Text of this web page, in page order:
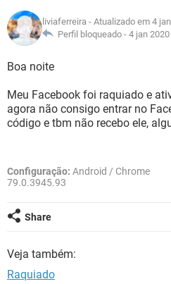
GUIA DE COMPRAS
OUTLOOK
INSTAGRAM
GUIA DE COMPRAS
CELULAR
GUIA DE COMPRAS
GLOSSÁRIO
JOGOS
CELULAR
OUTLOOK
INSTAGRAM
liviaferreira - Atualizado em 4
Perfil bloqueado - 4 jan
Boa noite
Meu Facebook foi raquiado e
agora não consigo entrar no
código e tbm não recebo ele,
Configuração: Android / Chrome
79.0.3945.93
Share
Veja também:
Raquiado